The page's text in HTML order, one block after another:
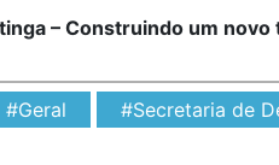
– Construindo um novo
#Geral #Secretaria de